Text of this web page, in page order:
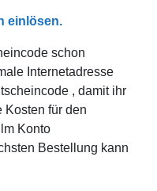
einlösen.
schon
Internetadresse
, damit ihr
Kosten für den
Konto
Bestellung kann